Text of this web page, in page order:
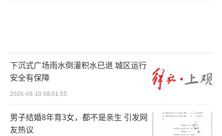
下沉式广场雨水倒灌积水已退 城区运行
安全有保障
2026-08-10 08:01:55
男子结婚8年育3女，都不是亲生 引发网
友热议